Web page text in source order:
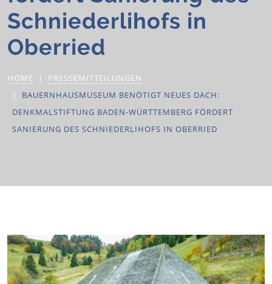
Schniederlihofs in
Oberried
HOME
PRESSEMITTEILUNGEN
BAUERNHAUSMUSEUM BENÖTIGT NEUES DACH:
DENKMALSTIFTUNG BADEN-WÜRTTEMBERG FÖRDERT
SANIERUNG DES SCHNIEDERLIHOFS IN OBERRIED